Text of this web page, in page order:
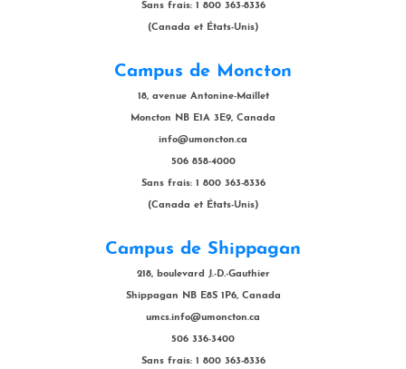
Sans frais: 1 800 363-8336
(Canada et États-Unis)
Campus de Moncton
18, avenue Antonine-Maillet
Moncton NB E1A 3E9, Canada
info@umoncton.ca
506 858-4000
Sans frais: 1 800 363-8336
(Canada et États-Unis)
Campus de Shippagan
218, boulevard J.-D.-Gauthier
Shippagan NB E8S 1P6, Canada
umcs.info@umoncton.ca
506 336-3400
Sans frais: 1 800 363-8336